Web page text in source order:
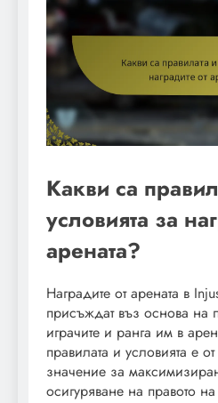
Какви са
условията за
арената?
Наградите от арената в
присъждат въз основа на
играчите и ранга им в
правилата и условията е
значение за
осигуряване на правото на